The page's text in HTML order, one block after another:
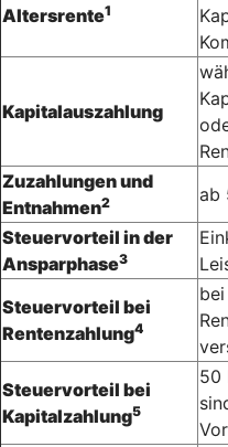
Altersrente1
Kapitalauszahlung
Zuzahlungen und
Entnahmen2
ab
Steuervorteil in der
Ansparphase3
Steuervorteil bei
Rentenzahlung4
Steuervorteil bei
Kapitalzahlung5
50